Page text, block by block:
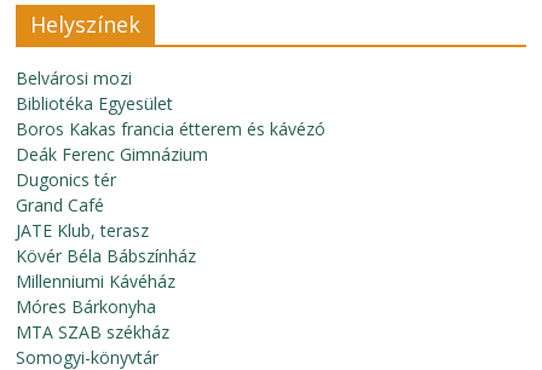
Helyszínek
Belvárosi mozi
Bibliotéka Egyesület
Boros Kakas francia étterem és kávézó
Deák Ferenc Gimnázium
Dugonics tér
Grand Café
JATE Klub, terasz
Kövér Béla Bábszínház
Millenniumi Kávéház
Móres Bárkonyha
MTA SZAB székház
Somogyi-könyvtár